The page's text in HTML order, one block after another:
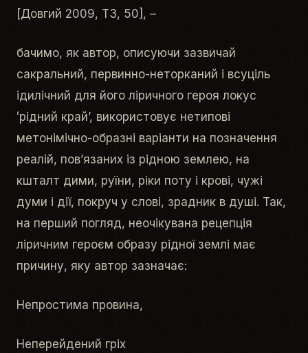
[Довгий 2009, Т3, 50], –
бачимо, як автор, описуючи зазвичай
сакральний, первинно-неторканий і всуціль
ідилічний для його ліричного героя локус
ʻрідний крайʼ, використовує нетипові
метонімічно-образні варіанти на позначення
реалій, пов’язаних із рідною землею, на
кшталт дими, руїни, ріки поту і крові, чужі
думи і дії, покруч у слові, зрадник в душі. Так,
на перший погляд, неочікувана рецепція
ліричним героєм образу рідної землі має
причину, яку автор зазначає:
Непростима провина,
Неперейдений гріх